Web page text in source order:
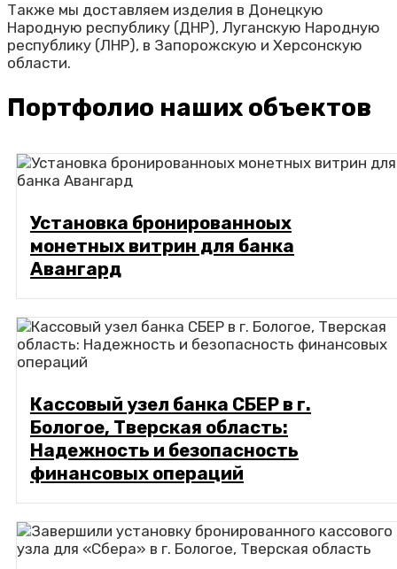
Также мы доставляем изделия в Донецкую
Народную республику (ДНР), Луганскую Народную
республику (ЛНР), в Запорожскую и Херсонскую
области.
Портфолио наших объектов
Установка бронированноых
монетных витрин для банка
Авангард
Кассовый узел банка СБЕР в г.
Бологое, Тверская область:
Надежность и безопасность
финансовых операций